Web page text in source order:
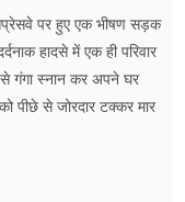
पर हुए एक भीषण सड़क
हादसे में एक ही परिवार
से गंगा स्नान कर अपने घर
पीछे से जोरदार टक्कर मार